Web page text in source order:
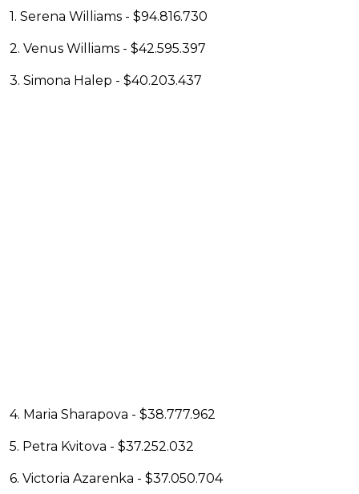
1. Serena Williams - $94.816.730
2. Venus Williams - $42.595.397
3. Simona Halep - $40.203.437
4. Maria Sharapova - $38.777.962
5. Petra Kvitova - $37.252.032
6. Victoria Azarenka - $37.050.704